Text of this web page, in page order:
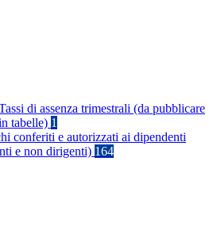
di assenza trimestrali (da pubblicare
tabelle) 1
conferiti e autorizzati ai dipendenti
e non dirigenti) 164